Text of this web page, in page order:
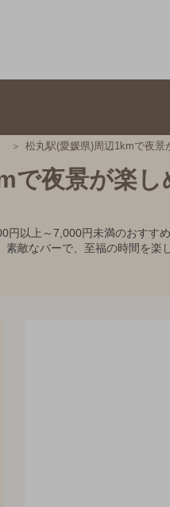
松丸駅(愛媛県)周辺1kmで夜景
で夜景が楽
以上～7,000円未満のおすす
敵なバーで、至福の時間を楽